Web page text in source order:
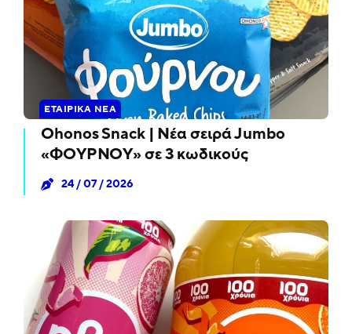
ΕΤΑΙΡΙΚΆ ΝΈΑ
Ohonos Snack | Νέα σειρά Jumbo
«ΦΟΥΡΝΟΥ» σε 3 κωδικούς
24 / 07 / 2026